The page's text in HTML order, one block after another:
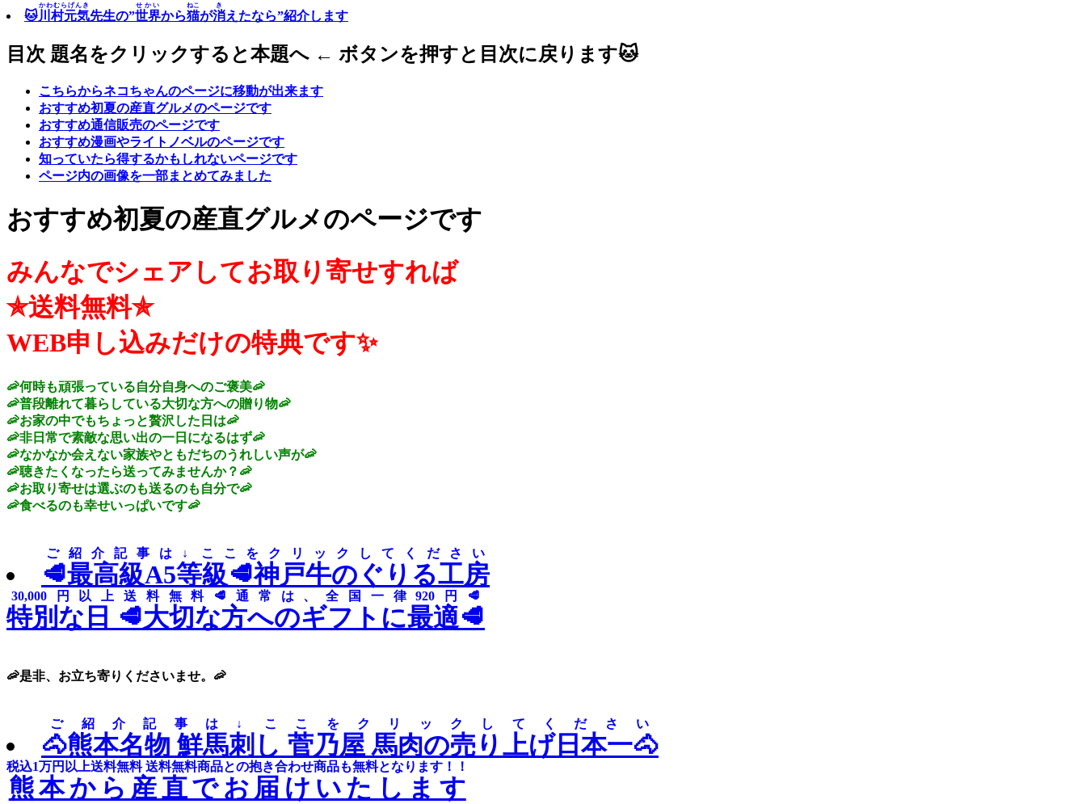
🐱川村元気
かわむらげんき
先生の”世界
せかい
から猫
ねこ
が消
き
えたなら”紹介します
目次 題名をクリックすると本題へ ← ボタンを押すと目次に戻ります🐱
こちらからネコちゃんのページに移動が出来ます
おすすめ初夏の産直グルメのページです
おすすめ通信販売のページです
おすすめ漫画やライトノベルのページです
知っていたら得するかもしれないページです
ページ内の画像を一部まとめてみました
おすすめ初夏の産直グルメのページです
みんなでシェアしてお取り寄せすれば
✯送料無料✯
WEB申し込みだけの特典です✨
🦐何時も頑張っている自分自身へのご褒美🦐
🦐普段離れて暮らしている大切な方への贈り物🦐
🦐お家の中でもちょっと贅沢した日は🦐
🦐非日常で素敵な思い出の一日になるはず🦐
🦐なかなか会えない家族やともだちのうれしい声が🦐
🦐聴きたくなったら送ってみませんか？🦐
🦐お取り寄せは選ぶのも送るのも自分で🦐
🦐食べるのも幸せいっぱいです🦐
🥩最高級A5等級🥩神戸牛のぐりる工房
ご紹介記事は↓ ここをクリックしてください
特別な日 🥩大切な方へのギフトに最適🥩
30,000円以上送料無料🥩通常は、全国一律920円🥩
🦐是非、お立ち寄りくださいませ。🦐
🐴熊本名物 鮮馬刺し 菅乃屋 馬肉の売り上げ日本一🐴
ご紹介記事は↓ ここをクリックしてください
熊本から産直でお届けいたします
税込1万円以上送料無料 送料無料商品との抱き合わせ商品も無料となります！！